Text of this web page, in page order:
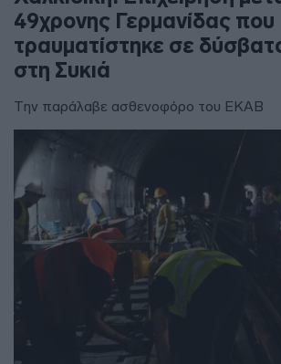
49χρονης Γερμανίδας που
τραυματίστηκε σε
στη Συκιά
Την παράλαβε ασθενοφόρο του ΕΚΑΒ